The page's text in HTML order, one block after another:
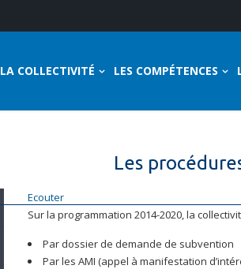
LA COLLECTIVITÉ LES COMPÉTENCES
Les
Ecouter
Sur la programmation 2014-2020, la
Par dossier de demande de subvention
Par les AMI (appel à manifestation